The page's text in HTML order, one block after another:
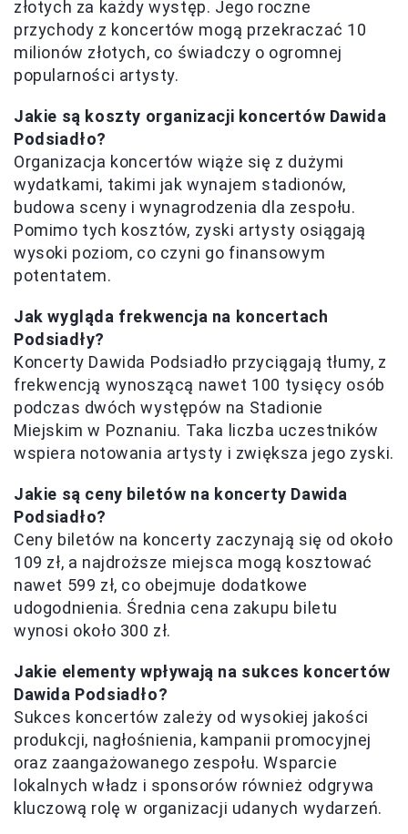
złotych za każdy występ. Jego roczne
przychody z koncertów mogą przekraczać 10
milionów złotych, co świadczy o ogromnej
popularności artysty.
Jakie są koszty organizacji koncertów Dawida
Podsiadło?
Organizacja koncertów wiąże się z dużymi
wydatkami, takimi jak wynajem stadionów,
budowa sceny i wynagrodzenia dla zespołu.
Pomimo tych kosztów, zyski artysty osiągają
wysoki poziom, co czyni go finansowym
potentatem.
Jak wygląda frekwencja na koncertach
Podsiadły?
Koncerty Dawida Podsiadło przyciągają tłumy, z
frekwencją wynoszącą nawet 100 tysięcy osób
podczas dwóch występów na Stadionie
Miejskim w Poznaniu. Taka liczba uczestników
wspiera notowania artysty i zwiększa jego zyski.
Jakie są ceny biletów na koncerty Dawida
Podsiadło?
Ceny biletów na koncerty zaczynają się od około
109 zł, a najdroższe miejsca mogą kosztować
nawet 599 zł, co obejmuje dodatkowe
udogodnienia. Średnia cena zakupu biletu
wynosi około 300 zł.
Jakie elementy wpływają na sukces koncertów
Dawida Podsiadło?
Sukces koncertów zależy od wysokiej jakości
produkcji, nagłośnienia, kampanii promocyjnej
oraz zaangażowanego zespołu. Wsparcie
lokalnych władz i sponsorów również odgrywa
kluczową rolę w organizacji udanych wydarzeń.